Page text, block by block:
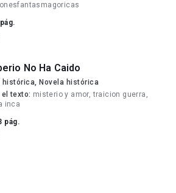
98 pág.
No Ha Caido
histórica, Novela histórica
el texto: misterio y amor, traicion guerra,
inca
103 pág.